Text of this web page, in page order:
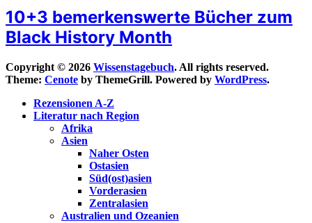
10+3 bemerkenswerte Bücher zum
Black History Month
Copyright © 2026 Wissenstagebuch. All rights reserved.
Theme: Cenote by ThemeGrill. Powered by WordPress.
Rezensionen A-Z
Literatur nach Region
Afrika
Asien
Naher Osten
Ostasien
Süd(ost)asien
Vorderasien
Zentralasien
Australien und Ozeanien